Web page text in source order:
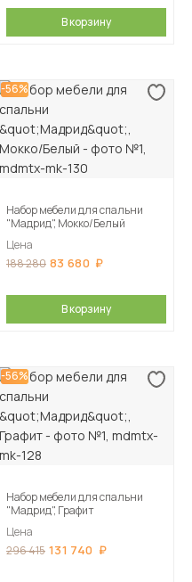
В корзину
-56%
Набор мебели для спальни
"Мадрид", Мокко/Белый
Цена
188 280 83 680
В корзину
-56%
Набор мебели для спальни
"Мадрид", Графит
Цена
296 415 131 740